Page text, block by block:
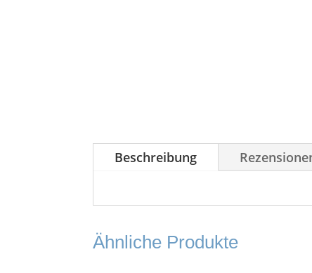
Beschreibung
Ähnliche Produkte